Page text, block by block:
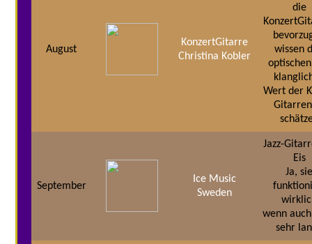
August
KonzertGitarre
Christina Kobler
die
wissen
Wert der
September
Ice Music
Sweden
Jazz-
Eis
Ja,
wenn
sehr